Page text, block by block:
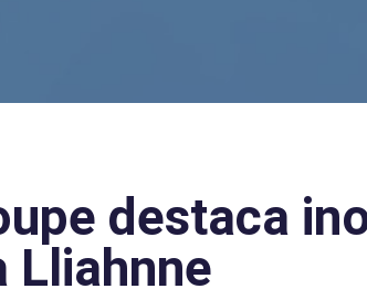
destaca
Lliahnne